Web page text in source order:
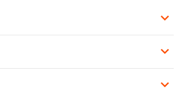


